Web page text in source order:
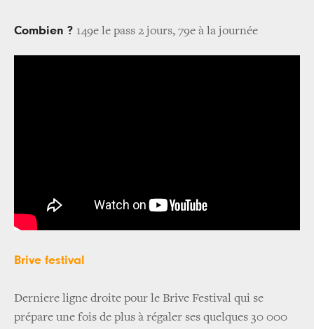
Combien ? 149e le pass 2 jours, 79e à la journée
Brive festival
Derniere ligne droite pour le Brive Festival qui se
prépare une fois de plus à régaler ses quelques 30 000